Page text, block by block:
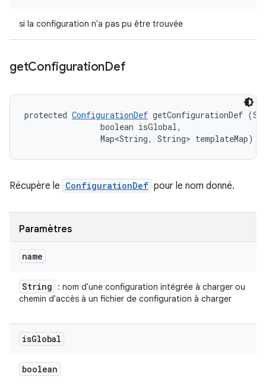
si la configuration n'a pas pu être trouvée
getConfigurationDef
protected ConfigurationDef getConfigurationDef
                boolean isGlobal,
                Map<String, String> templateMap)
Récupère le ConfigurationDef pour le nom donné.
Paramètres
name
String
: nom d'une configuration intégrée à charger ou
chemin d'accès à un fichier de configuration à charger
isGlobal
boolean